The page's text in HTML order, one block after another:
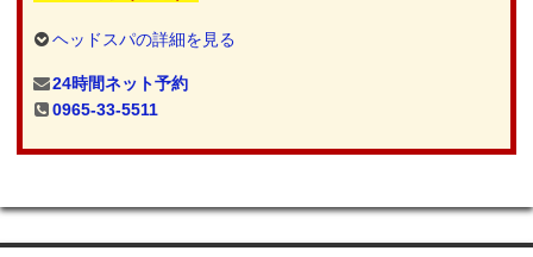
ヘッドスパの詳細を見る
24時間ネット予約
0965-33-5511